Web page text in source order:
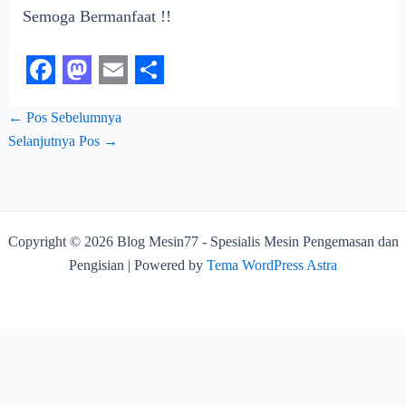
Semoga Bermanfaat !!
a
c
b
o
a
s
o
d
o
m
a
l
e
← Pos Sebelumnya
Selanjutnya Pos →
Copyright © 2026 Blog Mesin77 - Spesialis Mesin Pengemasan dan
Pengisian | Powered by Tema WordPress Astra